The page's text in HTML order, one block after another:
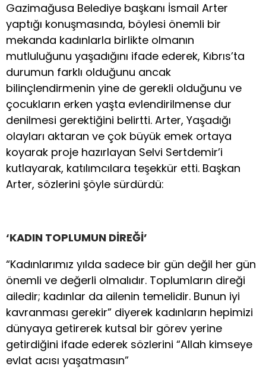
Gazimağusa Belediye başkanı İsmail Arter
yaptığı konuşmasında, böylesi önemli bir
mekanda kadınlarla birlikte olmanın
mutluluğunu yaşadığını ifade ederek, Kıbrıs’ta
durumun farklı olduğunu ancak
bilinçlendirmenin yine de gerekli olduğunu ve
çocukların erken yaşta evlendirilmense dur
denilmesi gerektiğini belirtti. Arter, Yaşadığı
olayları aktaran ve çok büyük emek ortaya
koyarak proje hazırlayan Selvi Sertdemir’i
kutlayarak, katılımcılara teşekkür etti. Başkan
Arter, sözlerini şöyle sürdürdü:
‘KADIN TOPLUMUN DİREĞİ’
“Kadınlarımız yılda sadece bir gün değil her gün
önemli ve değerli olmalıdır. Toplumların direği
ailedir; kadınlar da ailenin temelidir. Bunun iyi
kavranması gerekir” diyerek kadınların hepimizi
dünyaya getirerek kutsal bir görev yerine
getirdiğini ifade ederek sözlerini “Allah kimseye
evlat acısı yaşatmasın”